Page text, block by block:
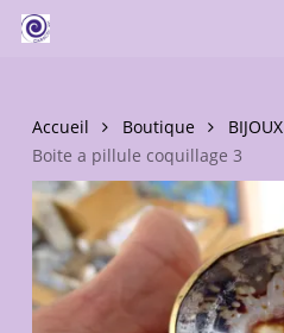
main
Accueil Boutique BIJOUX
Boite a pillule coquillage 3